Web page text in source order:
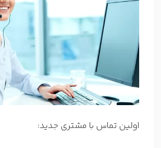
اولین تماس با مشتری جدید: